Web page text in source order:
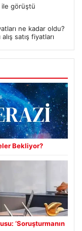
ile görüştü
ne kadar oldu?
satış fiyatları
Bekliyor?
‘Soruşturmanın